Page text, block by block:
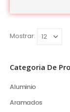
Mostrar:
Categoria De
Aluminio
Aramados